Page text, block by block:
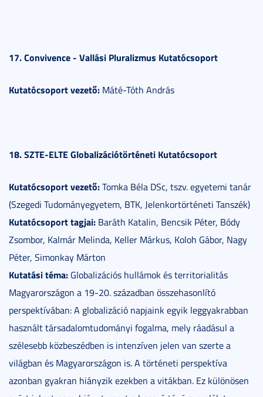
17. Convivence - Vallási Pluralizmus Kutatócsoport
Kutatócsoport vezető: Máté-Tóth András
18. SZTE-ELTE Globalizációtörténeti Kutatócsoport
Kutatócsoport vezető:Tomka Béla DSc, tszv. egyetemi tanár
(Szegedi Tudományegyetem, BTK, Jelenkortörténeti Tanszék)
Kutatócsoport tagjai: Baráth Katalin, Bencsik Péter, Bódy
Zsombor, Kalmár Melinda, Keller Márkus, Koloh Gábor, Nagy
Péter, Simonkay Márton
Kutatási téma: Globalizációs hullámok és territorialitás
Magyarországon a 19-20. században összehasonlító
perspektívában: A globalizáció napjaink egyik leggyakrabban
használt társadalomtudományi fogalma, mely ráadásul a
szélesebb közbeszédben is intenzíven jelen van szerte a
világban és Magyarországon is. A történeti perspektíva
azonban gyakran hiányzik ezekben a vitákban. Ez különösen